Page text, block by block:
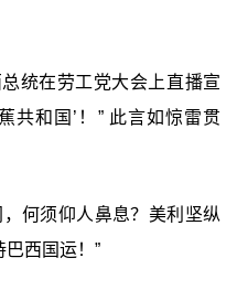
统在劳工党大会上直播宣
共和国’！” 此言如惊雷贯
何须仰人鼻息？美利坚纵
西国运！”